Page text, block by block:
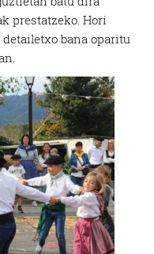
prestatzeko. Hori
bana oparitu